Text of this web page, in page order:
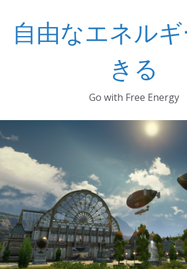
ッ
自由なエネル
きる
Go with Free Energy